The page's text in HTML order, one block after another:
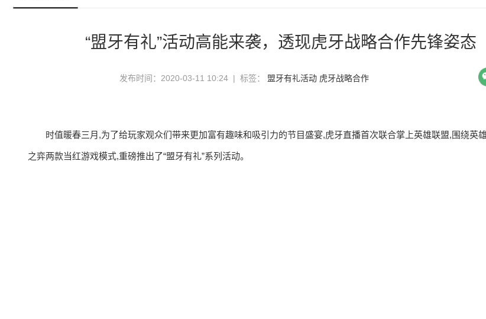
“盟牙有礼”活动高能来袭，透现虎牙战略合作先锋姿态
发布时间：2020-03-11 10:24 | 标签： 盟牙有礼活动 虎牙战略合作
时值暖春三月,为了给玩家观众们带来更加富有趣味和吸引力的节目盛宴,虎牙直播首次联合掌上英雄联盟,围绕英
之弈两款当红游戏模式,重磅推出了“盟牙有礼”系列活动。